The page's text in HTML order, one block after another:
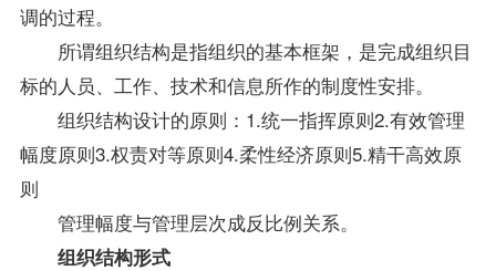
调的过程。
所谓组织结构是指组织的基本框架，是完成组织目
标的人员、工作、技术和信息所作的制度性安排。
组织结构设计的原则：1.统一指挥原则2.有效管理
幅度原则3.权责对等原则4.柔性经济原则5.精干高效原
则
管理幅度与管理层次成反比例关系。
组织结构形式